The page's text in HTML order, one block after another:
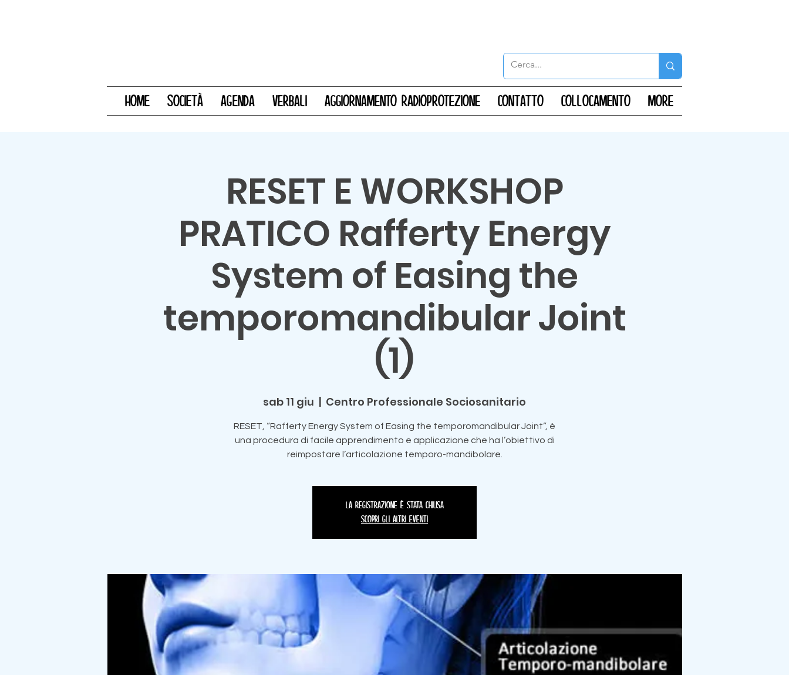
HOME SOCIETÀ AGENDA Verbali Aggiornamento radioprotezione CONTATTO COLLOCAMENTO More
RESET E WORKSHOP
PRATICO Rafferty Energy
System of Easing the
temporomandibular Joint
(1)
sab 11 giu
  |
Centro Professionale Sociosanitario
RESET, “Rafferty Energy System of Easing the temporomandibular Joint”, è
una procedura di facile apprendimento e applicazione che ha l’obiettivo di
reimpostare l’articolazione temporo-mandibolare.
La registrazione è stata chiusa
Scopri gli altri eventi